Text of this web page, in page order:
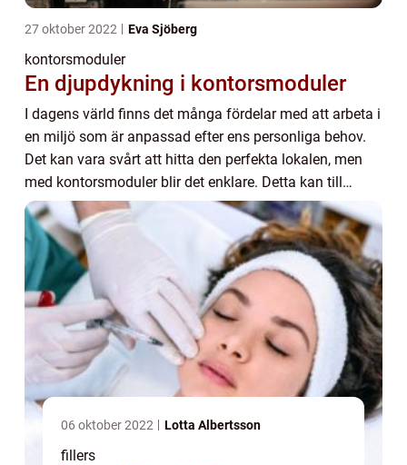
27 oktober 2022 Eva Sjöberg
kontorsmoduler
En djupdykning i kontorsmoduler
I dagens värld finns det många fördelar med att arbeta i
en miljö som är anpassad efter ens personliga behov.
Det kan vara svårt att hitta den perfekta lokalen, men
med kontorsmoduler blir det enklare. Detta kan till
exempel PCSmodulsystem hjälpa dig...
06 oktober 2022 Lotta Albertsson
fillers